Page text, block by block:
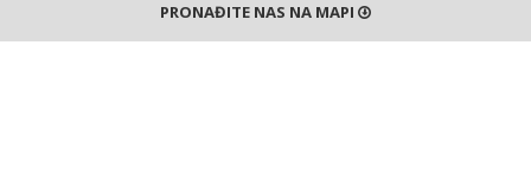
PRONAĐITE NAS NA MAPI